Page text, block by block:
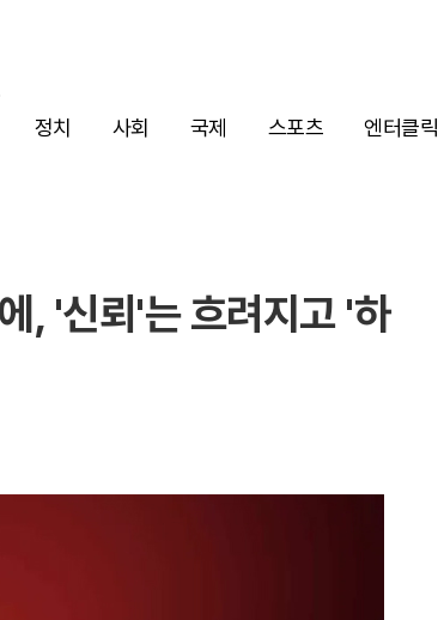
정치 사회 국제 스포츠 엔터클릭
, '신뢰'는 흐려지고 '하